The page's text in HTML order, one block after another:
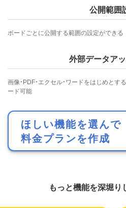
公開範囲
ボードごとに公開する範囲の設定ができる
外部データア
画像・PDF・エクセル・ワードをはじめと
ード可能
ほしい機能を選んで
料金プランを作成
もっと機能を深堀